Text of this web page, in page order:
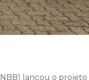
lançou o projeto